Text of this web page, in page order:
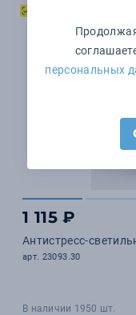
1 115 ₽
Антистресс-
арт. 23093.30
В наличии 1950 шт.
персональных